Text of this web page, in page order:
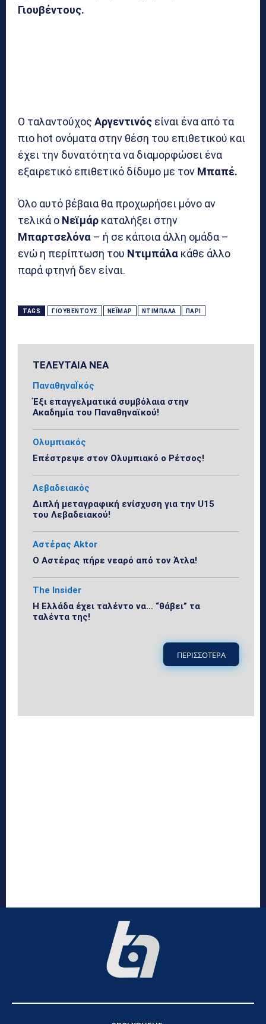
Γιουβέντους.
Ο ταλαντούχος Αργεντινός είναι ένα από τα
πιο hot ονόματα στην θέση του επιθετικού και
έχει την δυνατότητα να διαμορφώσει ένα
εξαιρετικό επιθετικό δίδυμο με τον Μπαπέ.
Όλο αυτό βέβαια θα προχωρήσει μόνο αν
τελικά ο Νεϊμάρ καταλήξει στην
Μπαρτσελόνα – ή σε κάποια άλλη ομάδα –
ενώ η περίπτωση του Ντιμπάλα κάθε άλλο
παρά φτηνή δεν είναι.
TAGS ΓΙΟΥΒΈΝΤΟΥΣ ΝΕΪΜΆΡ ΝΤΙΜΠΑΛΆ ΠΑΡΊ
ΤΕΛΕΥΤΑΙΑ ΝΕΑ
ΠαναθηναΪκός
Έξι επαγγελματικά συμβόλαια στην
Ακαδημία του Παναθηναϊκού!
Ολυμπιακός
Επέστρεψε στον Ολυμπιακό ο Ρέτσος!
Λεβαδειακός
Διπλή μεταγραφική ενίσχυση για την U15
του Λεβαδειακού!
Αστέρας Aktor
Ο Αστέρας πήρε νεαρό από τον Άτλα!
The Insider
Η Ελλάδα έχει ταλέντο να… “θάβει” τα
ταλέντα της!
ΠΕΡΙΣΣΟΤΕΡΑ